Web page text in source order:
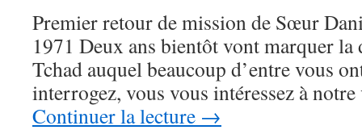
Premier retour de mission de Sœur
1971 Deux ans bientôt vont marquer la
Tchad auquel beaucoup d’entre vous
interrogez, vous vous intéressez à
Continuer la lecture →